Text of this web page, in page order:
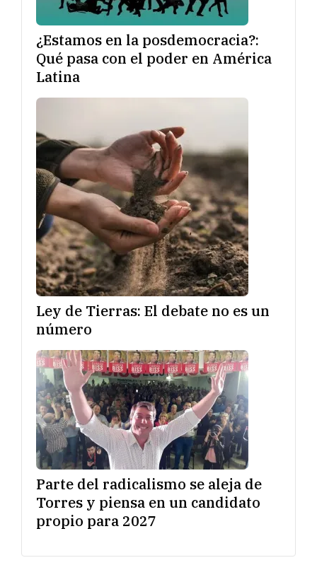
¿Estamos en la posdemocracia?:
Qué pasa con el poder en América
Latina
Ley de Tierras: El debate no es un
número
Parte del radicalismo se aleja de
Torres y piensa en un candidato
propio para 2027